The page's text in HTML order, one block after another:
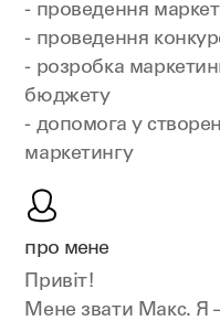
- проведення
- проведення
- розробка
бюджету
- допомога у
маркетингу
про мене
Привіт!
Мене звати Макс. Я